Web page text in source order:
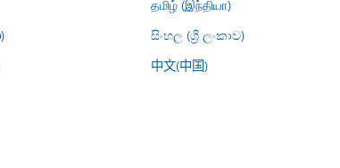
தமிழ் (இந்தியா)
සිංහල (ශ්‍රී ලංකාව)
中文(中国)